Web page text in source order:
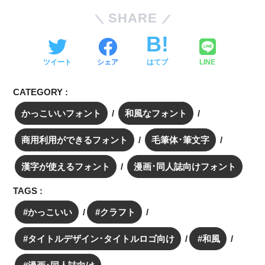
SHARE
ツイート シェア はてブ LINE
CATEGORY :
かっこいいフォント 和風なフォント
商用利用ができるフォント 毛筆体･筆文字
漢字が使えるフォント 漫画･同人誌向けフォント
TAGS :
かっこいい クラフト
タイトルデザイン･タイトルロゴ向け 和風